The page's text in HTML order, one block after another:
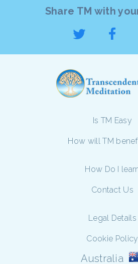
Share TM with
Is TM Easy
How will TM
How Do I
Contact Us
Legal Details
Cookie Policy
Australia